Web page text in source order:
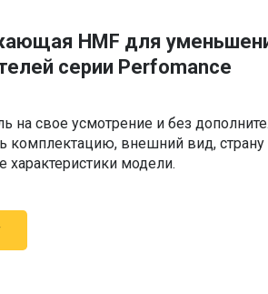
HMF для
серии Perfomance
на свое усмотрение и без
комплектацию, внешний вид, страну
характеристики модели.